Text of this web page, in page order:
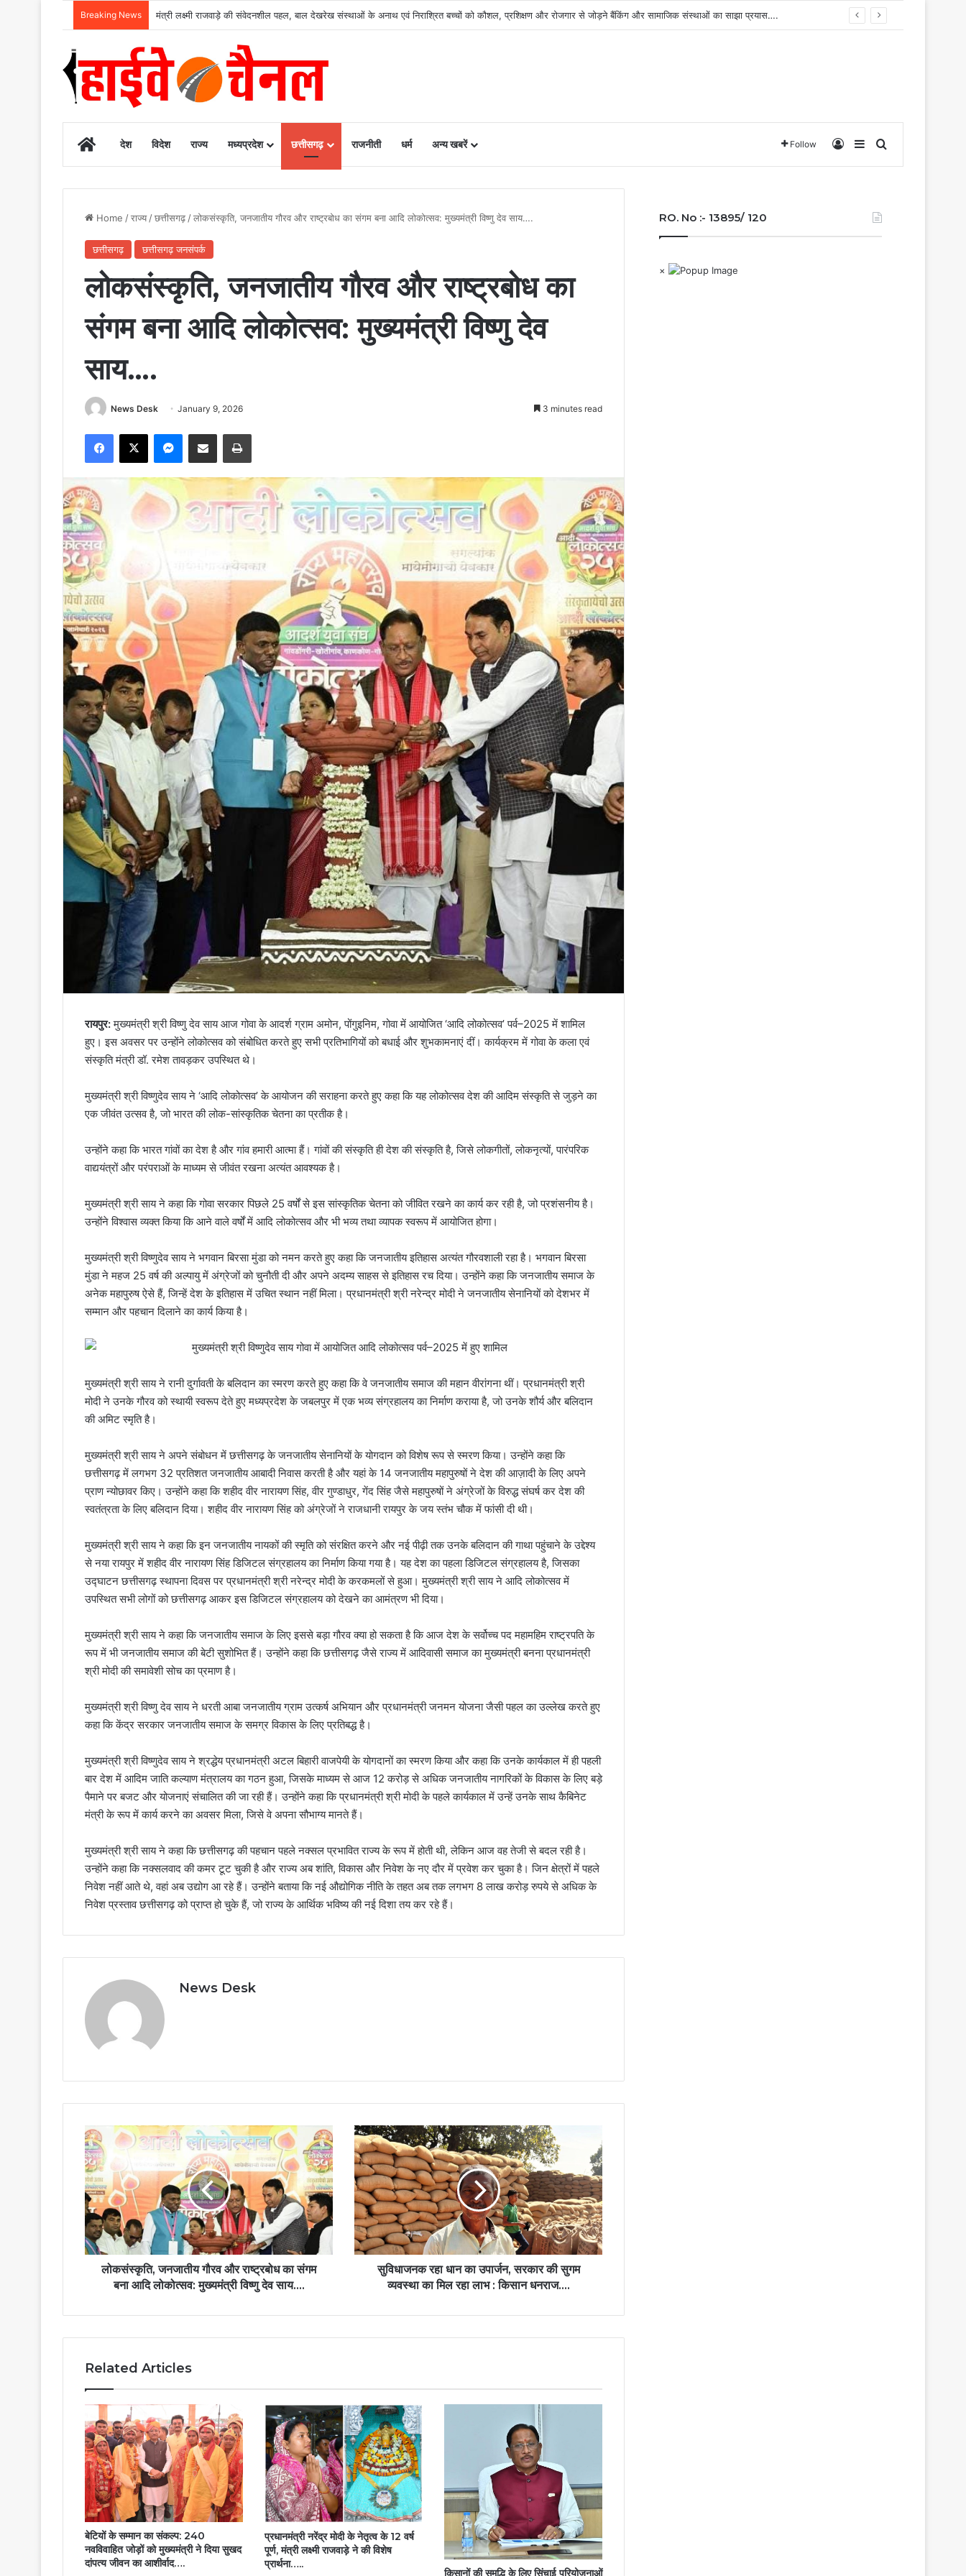
Breaking News मंत्री लक्ष्मी राजवाड़े की संवेदनशील पहल, बाल देखरेख संस्थाओं के अनाथ एवं निराश्रित बच्चों को कौशल, प्रशिक्षण और रोजगार से जोड़ने बैंकिंग और सामाजिक संस्थाओं का साझा प्रयास….
Homeदेश विदेश राज्य मध्यप्रदेश छत्तीसगढ़ राजनीती धर्म अन्य खबरें Follow Log InSidebar
Home /राज्य /छत्तीसगढ़ /लोकसंस्कृति, जनजातीय गौरव और राष्ट्रबोध का संगम बना आदि लोकोत्सव: मुख्यमंत्री विष्णु देव साय….
छत्तीसगढ़ छत्तीसगढ़ जनसंपर्क
लोकसंस्कृति, जनजातीय गौरव और राष्ट्रबोध का
संगम बना आदि लोकोत्सव: मुख्यमंत्री विष्णु देव
साय….
News Desk January 9, 2026 3 minutes read
Facebook
X Messenger
Share via Email Print
रायपुर:मुख्यमंत्री श्री विष्णु देव साय आज गोवा के आदर्श ग्राम अमोन, पोंगुइनिम, गोवा में आयोजित ‘आदि लोकोत्सव’ पर्व–2025 में शामिल
हुए। इस अवसर पर उन्होंने लोकोत्सव को संबोधित करते हुए सभी प्रतिभागियों को बधाई और शुभकामनाएं दीं। कार्यक्रम में गोवा के कला एवं
संस्कृति मंत्री डॉ. रमेश तावड़कर उपस्थित थे।
मुख्यमंत्री श्री विष्णुदेव साय ने ‘आदि लोकोत्सव’ के आयोजन की सराहना करते हुए कहा कि यह लोकोत्सव देश की आदिम संस्कृति से जुड़ने का
एक जीवंत उत्सव है, जो भारत की लोक-सांस्कृतिक चेतना का प्रतीक है।
उन्होंने कहा कि भारत गांवों का देश है और गांव हमारी आत्मा हैं। गांवों की संस्कृति ही देश की संस्कृति है, जिसे लोकगीतों, लोकनृत्यों, पारंपरिक
वाद्ययंत्रों और परंपराओं के माध्यम से जीवंत रखना अत्यंत आवश्यक है।
मुख्यमंत्री श्री साय ने कहा कि गोवा सरकार पिछले 25 वर्षों से इस सांस्कृतिक चेतना को जीवित रखने का कार्य कर रही है, जो प्रशंसनीय है।
उन्होंने विश्वास व्यक्त किया कि आने वाले वर्षों में आदि लोकोत्सव और भी भव्य तथा व्यापक स्वरूप में आयोजित होगा।
मुख्यमंत्री श्री विष्णुदेव साय ने भगवान बिरसा मुंडा को नमन करते हुए कहा कि जनजातीय इतिहास अत्यंत गौरवशाली रहा है। भगवान बिरसा
मुंडा ने महज 25 वर्ष की अल्पायु में अंग्रेजों को चुनौती दी और अपने अदम्य साहस से इतिहास रच दिया। उन्होंने कहा कि जनजातीय समाज के
अनेक महापुरुष ऐसे हैं, जिन्हें देश के इतिहास में उचित स्थान नहीं मिला। प्रधानमंत्री श्री नरेन्द्र मोदी ने जनजातीय सेनानियों को देशभर में
सम्मान और पहचान दिलाने का कार्य किया है।
मुख्यमंत्री श्री साय ने रानी दुर्गावती के बलिदान का स्मरण करते हुए कहा कि वे जनजातीय समाज की महान वीरांगना थीं। प्रधानमंत्री श्री
मोदी ने उनके गौरव को स्थायी स्वरूप देते हुए मध्यप्रदेश के जबलपुर में एक भव्य संग्रहालय का निर्माण कराया है, जो उनके शौर्य और बलिदान
की अमिट स्मृति है।
मुख्यमंत्री श्री साय ने अपने संबोधन में छत्तीसगढ़ के जनजातीय सेनानियों के योगदान को विशेष रूप से स्मरण किया। उन्होंने कहा कि
छत्तीसगढ़ में लगभग 32 प्रतिशत जनजातीय आबादी निवास करती है और यहां के 14 जनजातीय महापुरुषों ने देश की आज़ादी के लिए अपने
प्राण न्योछावर किए। उन्होंने कहा कि शहीद वीर नारायण सिंह, वीर गुण्डाधुर, गेंद सिंह जैसे महापुरुषों ने अंग्रेजों के विरुद्ध संघर्ष कर देश की
स्वतंत्रता के लिए बलिदान दिया। शहीद वीर नारायण सिंह को अंग्रेजों ने राजधानी रायपुर के जय स्तंभ चौक में फांसी दी थी।
मुख्यमंत्री श्री साय ने कहा कि इन जनजातीय नायकों की स्मृति को संरक्षित करने और नई पीढ़ी तक उनके बलिदान की गाथा पहुंचाने के उद्देश्य
से नया रायपुर में शहीद वीर नारायण सिंह डिजिटल संग्रहालय का निर्माण किया गया है। यह देश का पहला डिजिटल संग्रहालय है, जिसका
उद्घाटन छत्तीसगढ़ स्थापना दिवस पर प्रधानमंत्री श्री नरेन्द्र मोदी के करकमलों से हुआ। मुख्यमंत्री श्री साय ने आदि लोकोत्सव में
उपस्थित सभी लोगों को छत्तीसगढ़ आकर इस डिजिटल संग्रहालय को देखने का आमंत्रण भी दिया।
मुख्यमंत्री श्री साय ने कहा कि जनजातीय समाज के लिए इससे बड़ा गौरव क्या हो सकता है कि आज देश के सर्वोच्च पद महामहिम राष्ट्रपति के
रूप में भी जनजातीय समाज की बेटी सुशोभित हैं। उन्होंने कहा कि छत्तीसगढ़ जैसे राज्य में आदिवासी समाज का मुख्यमंत्री बनना प्रधानमंत्री
श्री मोदी की समावेशी सोच का प्रमाण है।
मुख्यमंत्री श्री विष्णु देव साय ने धरती आबा जनजातीय ग्राम उत्कर्ष अभियान और प्रधानमंत्री जनमन योजना जैसी पहल का उल्लेख करते हुए
कहा कि केंद्र सरकार जनजातीय समाज के समग्र विकास के लिए प्रतिबद्ध है।
मुख्यमंत्री श्री विष्णुदेव साय ने श्रद्धेय प्रधानमंत्री अटल बिहारी वाजपेयी के योगदानों का स्मरण किया और कहा कि उनके कार्यकाल में ही पहली
बार देश में आदिम जाति कल्याण मंत्रालय का गठन हुआ, जिसके माध्यम से आज 12 करोड़ से अधिक जनजातीय नागरिकों के विकास के लिए बड़े
पैमाने पर बजट और योजनाएं संचालित की जा रही हैं। उन्होंने कहा कि प्रधानमंत्री श्री मोदी के पहले कार्यकाल में उन्हें उनके साथ कैबिनेट
मंत्री के रूप में कार्य करने का अवसर मिला, जिसे वे अपना सौभाग्य मानते हैं।
मुख्यमंत्री श्री साय ने कहा कि छत्तीसगढ़ की पहचान पहले नक्सल प्रभावित राज्य के रूप में होती थी, लेकिन आज वह तेजी से बदल रही है।
उन्होंने कहा कि नक्सलवाद की कमर टूट चुकी है और राज्य अब शांति, विकास और निवेश के नए दौर में प्रवेश कर चुका है। जिन क्षेत्रों में पहले
निवेश नहीं आते थे, वहां अब उद्योग आ रहे हैं। उन्होंने बताया कि नई औद्योगिक नीति के तहत अब तक लगभग 8 लाख करोड़ रुपये से अधिक के
निवेश प्रस्ताव छत्तीसगढ़ को प्राप्त हो चुके हैं, जो राज्य के आर्थिक भविष्य की नई दिशा तय कर रहे हैं।
News Desk
लोकसंस्कृति,
जनजातीय
गौरव
और
राष्ट्रबोध
का
संगम
बना
आदि
लोकोत्सव:
मुख्यमंत्री
देव
लोकसंस्कृति, जनजातीय गौरव और राष्ट्रबोध का संगम
बना आदि लोकोत्सव: मुख्यमंत्री विष्णु देव साय….
सुविधाजनक
रहा
धान
का
उपार्जन,
सरकार
की
सुगम
व्यवस्था
लाभ
सुविधाजनक रहा धान का उपार्जन, सरकार की सुगम
व्यवस्था का मिल रहा लाभ : किसान धनराज….
Related Articles
बेटियों के सम्मान का संकल्प: 240
नवविवाहित जोड़ों को मुख्यमंत्री ने दिया सुखद
दांपत्य जीवन का आशीर्वाद….
प्रधानमंत्री नरेंद्र मोदी के नेतृत्व के 12 वर्ष
पूर्ण, मंत्री लक्ष्मी राजवाड़े ने की विशेष
प्रार्थना…..
किसानों की समृद्धि के लिए सिंचाई परियोजनाओं
RO. No :- 13895/ 120
×